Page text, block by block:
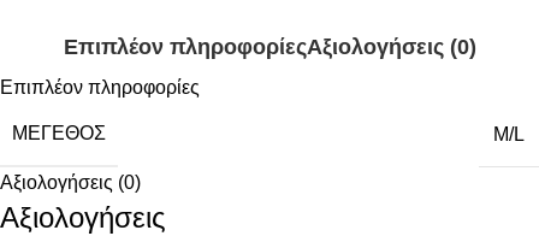
Επιπλέον πληροφορίεςΑξιολογήσεις (0)
Επιπλέον πληροφορίες
ΜΈΓΕΘΟΣ M/L
Αξιολογήσεις (0)
Αξιολογήσεις